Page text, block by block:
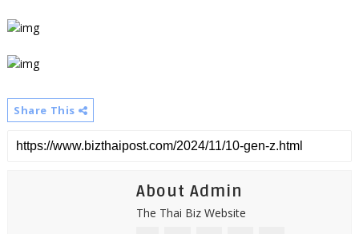
Share This
About Admin
The Thai Biz Website